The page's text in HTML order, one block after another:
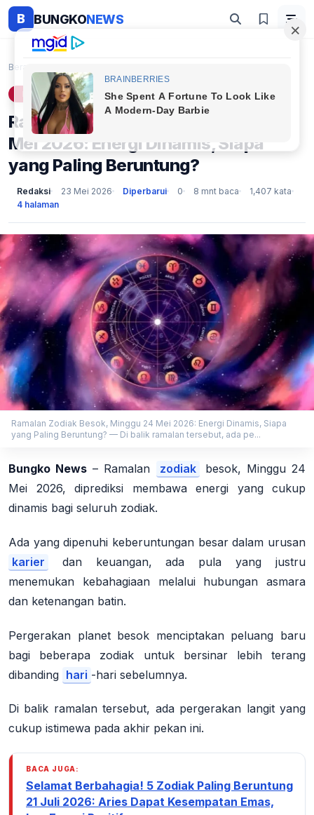
B BUNGKONEWS
Beranda
LIFESTYLE
Ramalan Zodiak Besok, Minggu 24
Mei 2026: Energi Dinamis, Siapa
yang Paling Beruntung?
Redaksi 23 Mei 2026 Diperbarui 0 8 mnt baca
1,407 kata
4 halaman
Ramalan Zodiak Besok, Minggu 24 Mei 2026: Energi Dinamis, Siapa
yang Paling Beruntung? — Di balik ramalan tersebut, ada pe...
Bungko News – Ramalan zodiak
besok, Minggu 24
Mei 2026, diprediksi membawa energi yang cukup
dinamis bagi seluruh zodiak.
Ada yang dipenuhi keberuntungan besar dalam urusan
karier
dan keuangan, ada pula yang justru
menemukan kebahagiaan melalui hubungan asmara
dan ketenangan batin.
Pergerakan planet besok menciptakan peluang baru
bagi beberapa zodiak untuk bersinar lebih terang
dibanding hari -hari sebelumnya.
Di balik ramalan tersebut, ada pergerakan langit yang
cukup istimewa pada akhir pekan ini.
BACA JUGA:
Selamat Berbahagia! 5 Zodiak Paling Beruntung
21 Juli 2026: Aries Dapat Kesempatan Emas,